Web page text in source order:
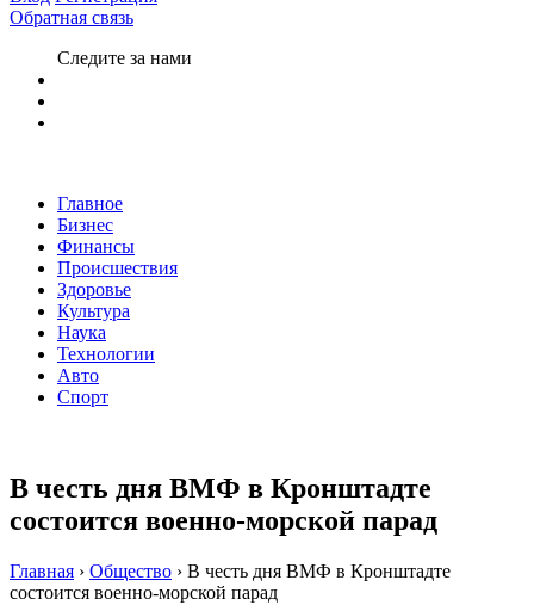
Обратная связь
Следите за нами
Главное
Бизнес
Финансы
Происшествия
Здоровье
Культура
Наука
Технологии
Авто
Спорт
В честь дня ВМФ в Кронштадте
состоится военно-морской парад
Главная › Общество › В честь дня ВМФ в Кронштадте
состоится военно-морской парад